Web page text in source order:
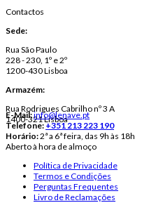
Contactos
Sede:
Rua São Paulo
228 - 230, 1º e 2º
1200-430 Lisboa
Armazém:
Rua Rodrigues Cabrilho nº 3 A
1400-321 Lisboa
E-Mail:info@lenave.pt
Telefone:+351 213 223 190
Horário:2ª a 6ª feira, das 9h às 18h
Aberto à hora de almoço
Política de Privacidade
Termos e Condições
Perguntas Frequentes
Livro de Reclamações